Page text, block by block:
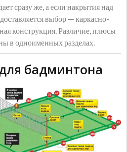
сразу же, а если накрытия над
выбор — каркасно-
конструкция. Различие, плюсы
в одноименных разделах.
бадминтона